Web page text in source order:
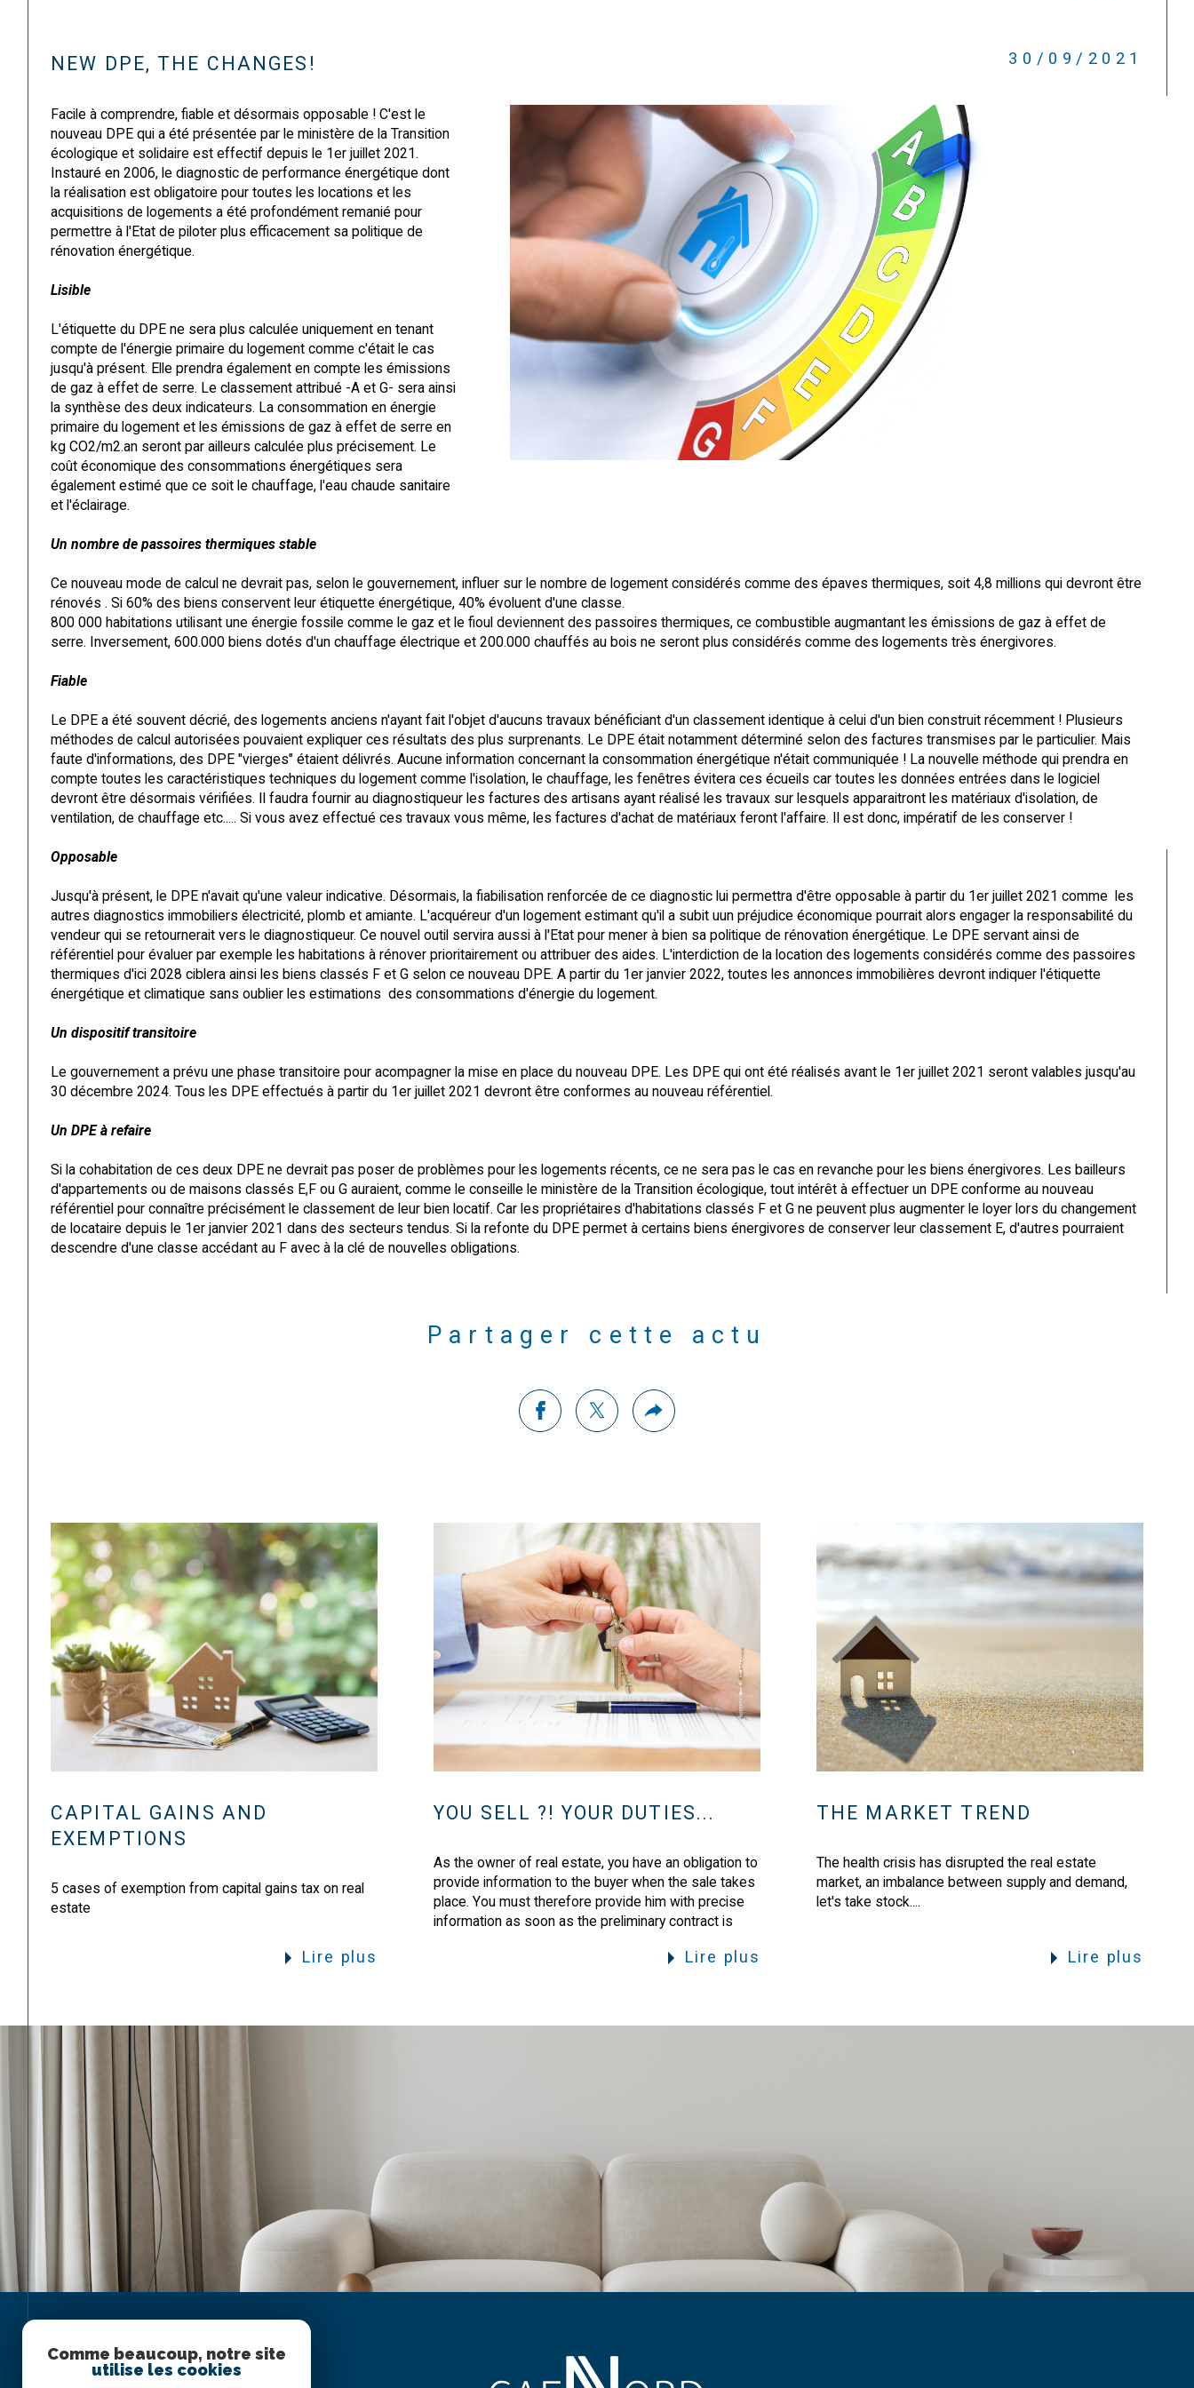
NEW DPE, THE CHANGES! 30/09/2021
Facile à comprendre, fiable et désormais opposable ! C'est le
nouveau DPE qui a été présentée par le ministère de la Transition
écologique et solidaire est effectif depuis le 1er juillet 2021.
Instauré en 2006, le diagnostic de performance énergétique dont
la réalisation est obligatoire pour toutes les locations et les
acquisitions de logements a été profondément remanié pour
permettre à l'Etat de piloter plus efficacement sa politique de
rénovation énergétique.
Lisible
L'étiquette du DPE ne sera plus calculée uniquement en tenant
compte de l'énergie primaire du logement comme c'était le cas
jusqu'à présent. Elle prendra également en compte les émissions
de gaz à effet de serre. Le classement attribué -A et G- sera ainsi
la synthèse des deux indicateurs. La consommation en énergie
primaire du logement et les émissions de gaz à effet de serre en
kg CO2/m2.an seront par ailleurs calculée plus précisement. Le
coût économique des consommations énergétiques sera
également estimé que ce soit le chauffage, l'eau chaude sanitaire
et l'éclairage.
Un nombre de passoires thermiques stable
Ce nouveau mode de calcul ne devrait pas, selon le gouvernement, influer sur le nombre de logement considérés comme des épaves thermiques, soit 4,8 millions qui devront être
rénovés . Si 60% des biens conservent leur étiquette énergétique, 40% évoluent d'une classe.
800 000 habitations utilisant une énergie fossile comme le gaz et le fioul deviennent des passoires thermiques, ce combustible augmantant les émissions de gaz à effet de
serre. Inversement, 600.000 biens dotés d'un chauffage électrique et 200.000 chauffés au bois ne seront plus considérés comme des logements très énergivores.
Fiable
Le DPE a été souvent décrié, des logements anciens n'ayant fait l'objet d'aucuns travaux bénéficiant d'un classement identique à celui d'un bien construit récemment ! Plusieurs
méthodes de calcul autorisées pouvaient expliquer ces résultats des plus surprenants. Le DPE était notamment déterminé selon des factures transmises par le particulier. Mais
faute d'informations, des DPE "vierges" étaient délivrés. Aucune information concernant la consommation énergétique n'était communiquée ! La nouvelle méthode qui prendra en
compte toutes les caractéristiques techniques du logement comme l'isolation, le chauffage, les fenêtres évitera ces écueils car toutes les données entrées dans le logiciel
devront être désormais vérifiées. Il faudra fournir au diagnostiqueur les factures des artisans ayant réalisé les travaux sur lesquels apparaitront les matériaux d'isolation, de
ventilation, de chauffage etc..... Si vous avez effectué ces travaux vous même, les factures d'achat de matériaux feront l'affaire. Il est donc, impératif de les conserver !
Opposable
Jusqu'à présent, le DPE n'avait qu'une valeur indicative. Désormais, la fiabilisation renforcée de ce diagnostic lui permettra d'être opposable à partir du 1er juillet 2021 comme les
autres diagnostics immobiliers électricité, plomb et amiante. L'acquéreur d'un logement estimant qu'il a subit uun préjudice économique pourrait alors engager la responsabilité du
vendeur qui se retournerait vers le diagnostiqueur. Ce nouvel outil servira aussi à l'Etat pour mener à bien sa politique de rénovation énergétique. Le DPE servant ainsi de
référentiel pour évaluer par exemple les habitations à rénover prioritairement ou attribuer des aides. L'interdiction de la location des logements considérés comme des passoires
thermiques d'ici 2028 ciblera ainsi les biens classés F et G selon ce nouveau DPE. A partir du 1er janvier 2022, toutes les annonces immobilières devront indiquer l'étiquette
énergétique et climatique sans oublier les estimations des consommations d'énergie du logement.
Un dispositif transitoire
Le gouvernement a prévu une phase transitoire pour acompagner la mise en place du nouveau DPE. Les DPE qui ont été réalisés avant le 1er juillet 2021 seront valables jusqu'au
30 décembre 2024. Tous les DPE effectués à partir du 1er juillet 2021 devront être conformes au nouveau référentiel.
Un DPE à refaire
Si la cohabitation de ces deux DPE ne devrait pas poser de problèmes pour les logements récents, ce ne sera pas le cas en revanche pour les biens énergivores. Les bailleurs
d'appartements ou de maisons classés E,F ou G auraient, comme le conseille le ministère de la Transition écologique, tout intérêt à effectuer un DPE conforme au nouveau
référentiel pour connaître précisément le classement de leur bien locatif. Car les propriétaires d'habitations classés F et G ne peuvent plus augmenter le loyer lors du changement
de locataire depuis le 1er janvier 2021 dans des secteurs tendus. Si la refonte du DPE permet à certains biens énergivores de conserver leur classement E, d'autres pourraient
descendre d'une classe accédant au F avec à la clé de nouvelles obligations.
Partager cette actu
CAPITAL GAINS AND
EXEMPTIONS
5 cases of exemption from capital gains tax on real
estate
Lire plus
YOU SELL ?! YOUR DUTIES...
As the owner of real estate, you have an obligation to
provide information to the buyer when the sale takes
place. You must therefore provide him with precise
information as soon as the preliminary contract is
Lire plus
THE MARKET TREND
The health crisis has disrupted the real estate
market, an imbalance between supply and demand,
let's take stock....
Lire plus
Comme beaucoup, notre site
utilise les cookies